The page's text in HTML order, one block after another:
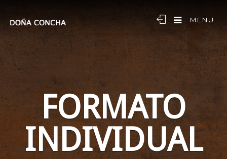
MENU
FORMATO
INDIVIDUAL